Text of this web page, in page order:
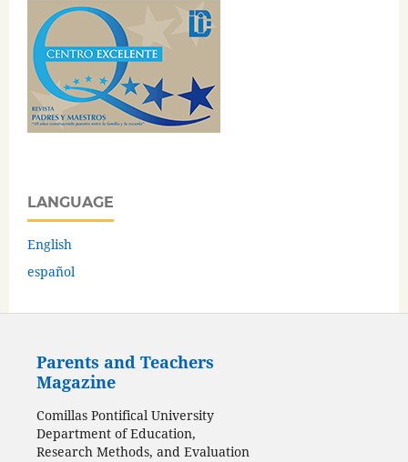
LANGUAGE
English
español
Parents and Teachers
Magazine
Comillas Pontifical University
Department of Education,
Research Methods, and Evaluation